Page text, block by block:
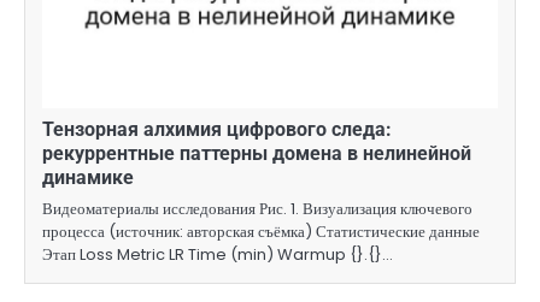
Тензорная алхимия цифрового следа:
рекуррентные паттерны домена в нелинейной
динамике
Видеоматериалы исследования Рис. 1. Визуализация ключевого
процесса (источник: авторская съёмка) Статистические данные
Этап Loss Metric LR Time (min) Warmup {}.{}…